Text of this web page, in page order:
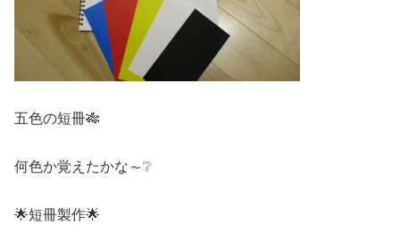
五色の短冊🎋
何色か覚えたかな～❔
🌟短冊製作🌟